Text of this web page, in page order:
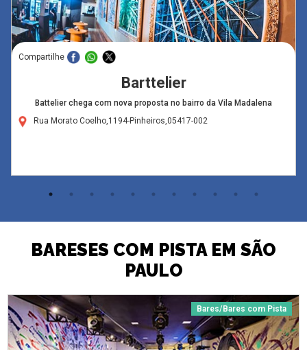
Compartilhe
Barttelier
Battelier chega com nova proposta no bairro da Vila Madalena
Rua Morato Coelho,1194-Pinheiros,05417-002
BARESES COM PISTA EM SÃO
PAULO
Bares/Bares com Pista